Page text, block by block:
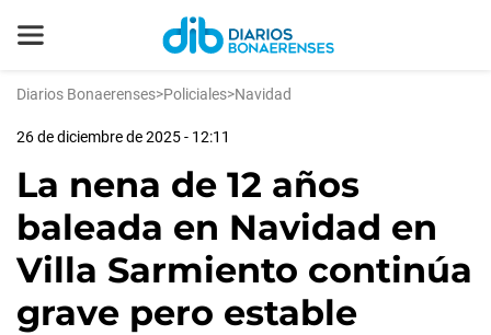
Diarios Bonaerenses>Policiales>Navidad
26 de diciembre de 2025 - 12:11
La nena de 12 años
baleada en Navidad en
Villa Sarmiento continúa
grave pero estable